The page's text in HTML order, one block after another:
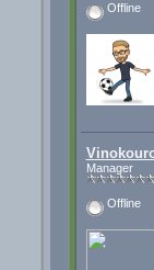
Offline
Manager
Offline